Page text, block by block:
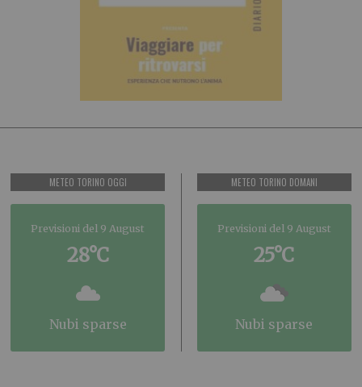
METEO TORINO OGGI
Previsioni del 9 August
28°C
nubi sparse
METEO TORINO DOMANI
Previsioni del 9 August
25°C
nubi sparse